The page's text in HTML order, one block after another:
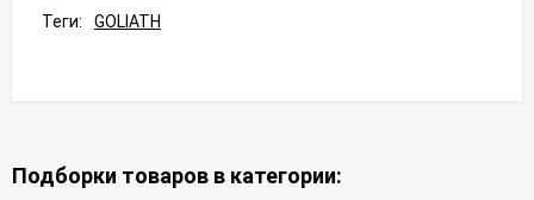
Теги: GOLIATH
Подборки товаров в категории: